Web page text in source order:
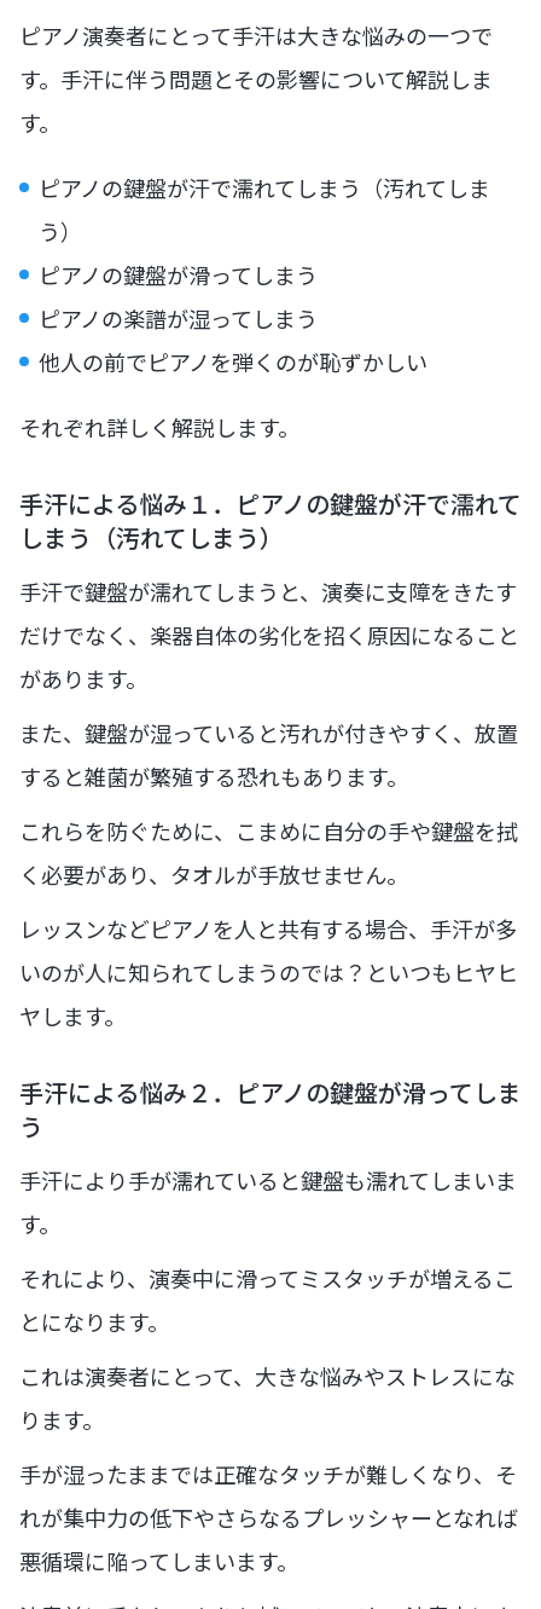
ピアノ演奏者にとって手汗は大きな悩みの一つで
す。手汗に伴う問題とその影響について解説しま
す。
ピアノの鍵盤が汗で濡れてしまう（汚れてしま
う）
ピアノの鍵盤が滑ってしまう
ピアノの楽譜が湿ってしまう
他人の前でピアノを弾くのが恥ずかしい
それぞれ詳しく解説します。
手汗による悩み１．ピアノの鍵盤が汗で濡れて
しまう（汚れてしまう）
手汗で鍵盤が濡れてしまうと、演奏に支障をきたす
だけでなく、楽器自体の劣化を招く原因になること
があります。
また、鍵盤が湿っていると汚れが付きやすく、放置
すると雑菌が繁殖する恐れもあります。
これらを防ぐために、こまめに自分の手や鍵盤を拭
く必要があり、タオルが手放せません。
レッスンなどピアノを人と共有する場合、手汗が多
いのが人に知られてしまうのでは？といつもヒヤヒ
ヤします。
手汗による悩み２．ピアノの鍵盤が滑ってしま
う
手汗により手が濡れていると鍵盤も濡れてしまいま
す。
それにより、演奏中に滑ってミスタッチが増えるこ
とになります。
これは演奏者にとって、大きな悩みやストレスにな
ります。
手が湿ったままでは正確なタッチが難しくなり、そ
れが集中力の低下やさらなるプレッシャーとなれば
悪循環に陥ってしまいます。